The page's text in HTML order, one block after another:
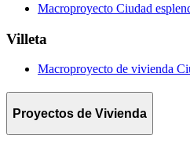
Macroproyecto Ciudad
Villeta
Macroproyecto de vivienda
Proyectos de Vivienda